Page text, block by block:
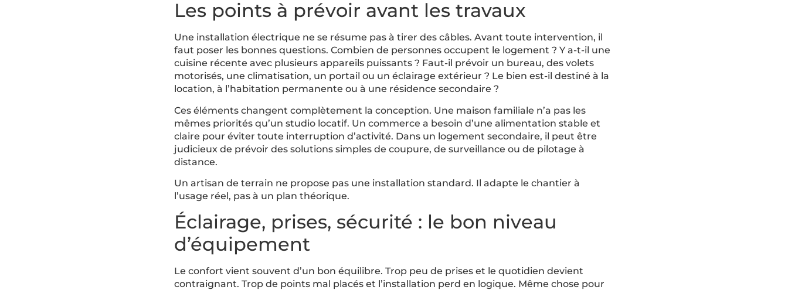
Les points à prévoir avant les travaux
Une installation électrique ne se résume pas à tirer des câbles. Avant toute intervention, il
faut poser les bonnes questions. Combien de personnes occupent le logement ? Y a-t-il une
cuisine récente avec plusieurs appareils puissants ? Faut-il prévoir un bureau, des volets
motorisés, une climatisation, un portail ou un éclairage extérieur ? Le bien est-il destiné à la
location, à l’habitation permanente ou à une résidence secondaire ?
Ces éléments changent complètement la conception. Une maison familiale n’a pas les
mêmes priorités qu’un studio locatif. Un commerce a besoin d’une alimentation stable et
claire pour éviter toute interruption d’activité. Dans un logement secondaire, il peut être
judicieux de prévoir des solutions simples de coupure, de surveillance ou de pilotage à
distance.
Un artisan de terrain ne propose pas une installation standard. Il adapte le chantier à
l’usage réel, pas à un plan théorique.
Éclairage, prises, sécurité : le bon niveau
d’équipement
Le confort vient souvent d’un bon équilibre. Trop peu de prises et le quotidien devient
contraignant. Trop de points mal placés et l’installation perd en logique. Même chose pour